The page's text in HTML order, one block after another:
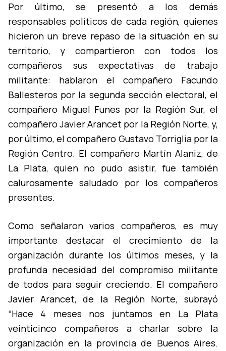
Por último, se presentó a los demás
responsables polí­ticos de cada región, quienes
hicieron un breve repaso de la situación en su
territorio, y compartieron con todos los
compañeros sus expectativas de trabajo
militante: hablaron el compañero Facundo
Ballesteros por la segunda sección electoral, el
compañero Miguel Funes por la Región Sur, el
compañero Javier Arancet por la Región Norte, y,
por último, el compañero Gustavo Torriglia por la
Región Centro. El compañero Martí­n Alaniz, de
La Plata, quien no pudo asistir, fue también
calurosamente saludado por los compañeros
presentes.
Como señalaron varios compañeros, es muy
importante destacar el crecimiento de la
organización durante los últimos meses, y la
profunda necesidad del compromiso militante
de todos para seguir creciendo. El compañero
Javier Arancet, de la Región Norte, subrayó
“Hace 4 meses nos juntamos en La Plata
veinticinco compañeros a charlar sobre la
organización en la provincia de Buenos Aires.